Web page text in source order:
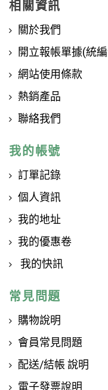
相關資訊
關於我們
開立報帳單據(統
網站使用條款
熱銷產品
聯絡我們
我的帳號
訂單記錄
個人資訊
我的地址
我的優惠卷
我的快訊
常見問題
購物說明
會員常見問題
配送/結帳 說明
電子發票說明